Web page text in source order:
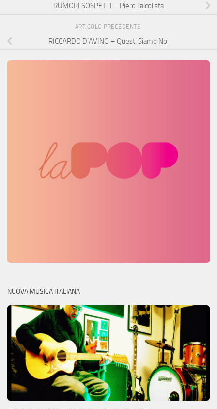
RUMORI SOSPETTI – Piero l’alcolista
ARTICOLO PRECEDENTE
RICCARDO D’AVINO – Questi Siamo Noi
NUOVA MUSICA ITALIANA